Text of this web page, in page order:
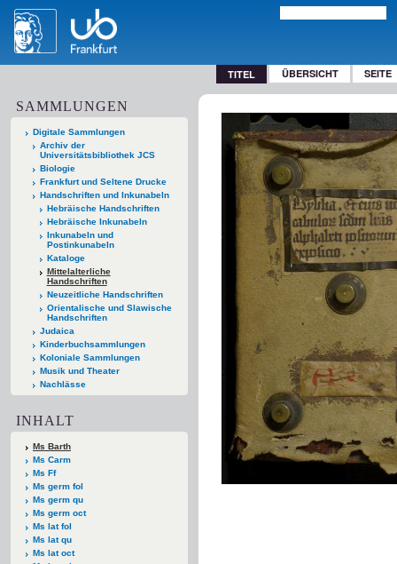
TITEL ÜBERSICHT SEITE
SAMMLUNGEN
Digitale Sammlungen
Archiv der
Universitätsbibliothek JCS
Biologie
Frankfurt und Seltene Drucke
Handschriften und Inkunabeln
Hebräische Handschriften
Hebräische Inkunabeln
Inkunabeln und
Postinkunabeln
Kataloge
Mittelalterliche
Handschriften
Neuzeitliche Handschriften
Orientalische und Slawische
Handschriften
Judaica
Kinderbuchsammlungen
Koloniale Sammlungen
Musik und Theater
Nachlässe
INHALT
Ms Barth
Ms Carm
Ms Ff
Ms germ fol
Ms germ qu
Ms germ oct
Ms lat fol
Ms lat qu
Ms lat oct